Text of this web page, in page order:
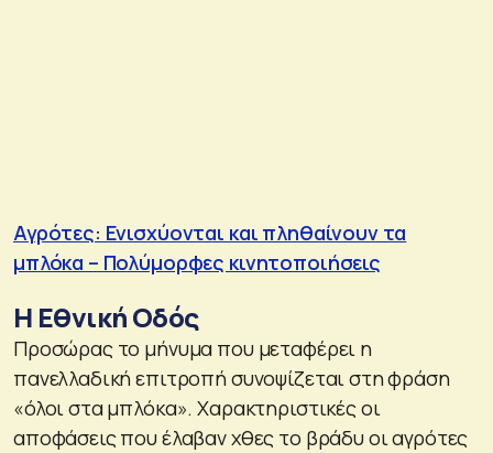
Αγρότες: Ενισχύονται και πληθαίνουν τα
μπλόκα – Πολύμορφες κινητοποιήσεις
Η Εθνική Οδός
Προσώρας το μήνυμα που μεταφέρει η
πανελλαδική επιτροπή συνοψίζεται στη φράση
«όλοι στα μπλόκα». Χαρακτηριστικές οι
αποφάσεις που έλαβαν χθες το βράδυ οι αγρότες